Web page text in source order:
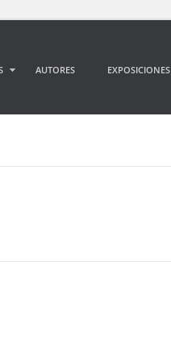
AUTORES EXPOSICIONES